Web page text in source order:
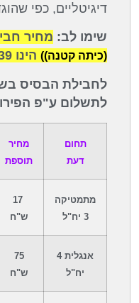
דיגיטליים, כפי
שימו לב: מחיר
(כיתה קטנה)) הינו 39 ש"ח בלבד.
לחבילת הבסיס
לתשלום ע"פ
תחום
דעת
מחיר
תוספת
מתמטיקה
3 יח"ל
17
ש"ח
אנגלית 4
יח"ל
75
ש"ח